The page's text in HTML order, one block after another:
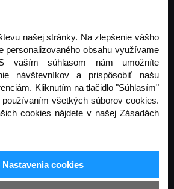
Informácie
osobných údajov
našej stránky. Na zlepšenie vášho
personalizovaného obsahu využívame
vaším súhlasom nám umožníte
návštevníkov a prispôsobiť našu
Kliknutím na tlačidlo "Súhlasím"
všetkých súborov cookies.
cookies nájdete v našej Zásadách
Nastavenia cookies